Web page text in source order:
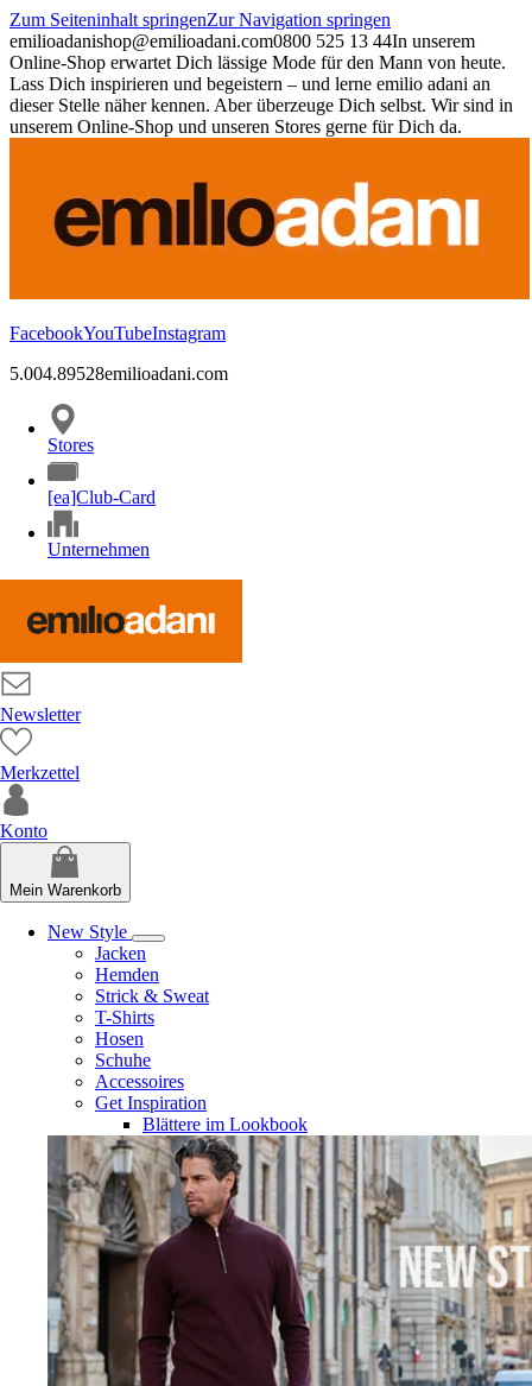
Zum Seiteninhalt springenZur Navigation springen
emilioadanishop@emilioadani.com0800 525 13 44In unserem
Online-Shop erwartet Dich lässige Mode für den Mann von heute.
Lass Dich inspirieren und begeistern – und lerne emilio adani an
dieser Stelle näher kennen. Aber überzeuge Dich selbst. Wir sind in
unserem Online-Shop und unseren Stores gerne für Dich da.
FacebookYouTubeInstagram
5.004.89528emilioadani.com
Stores
[ea]Club-Card
Unternehmen
Newsletter
Merkzettel
Konto
Mein Warenkorb
New Style
Jacken
Hemden
Strick & Sweat
T-Shirts
Hosen
Schuhe
Accessoires
Get Inspiration
Blättere im Lookbook